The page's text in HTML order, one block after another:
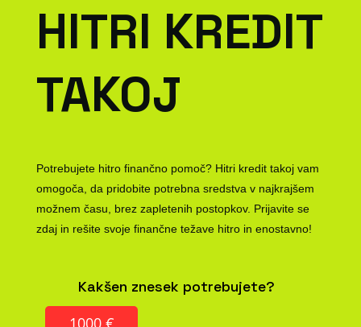
HITRI KREDIT
TAKOJ
Potrebujete hitro finančno pomoč? Hitri kredit takoj vam
omogoča, da pridobite potrebna sredstva v najkrajšem
možnem času, brez zapletenih postopkov. Prijavite se
zdaj in rešite svoje finančne težave hitro in enostavno!
Kakšen znesek potrebujete?
1000 €